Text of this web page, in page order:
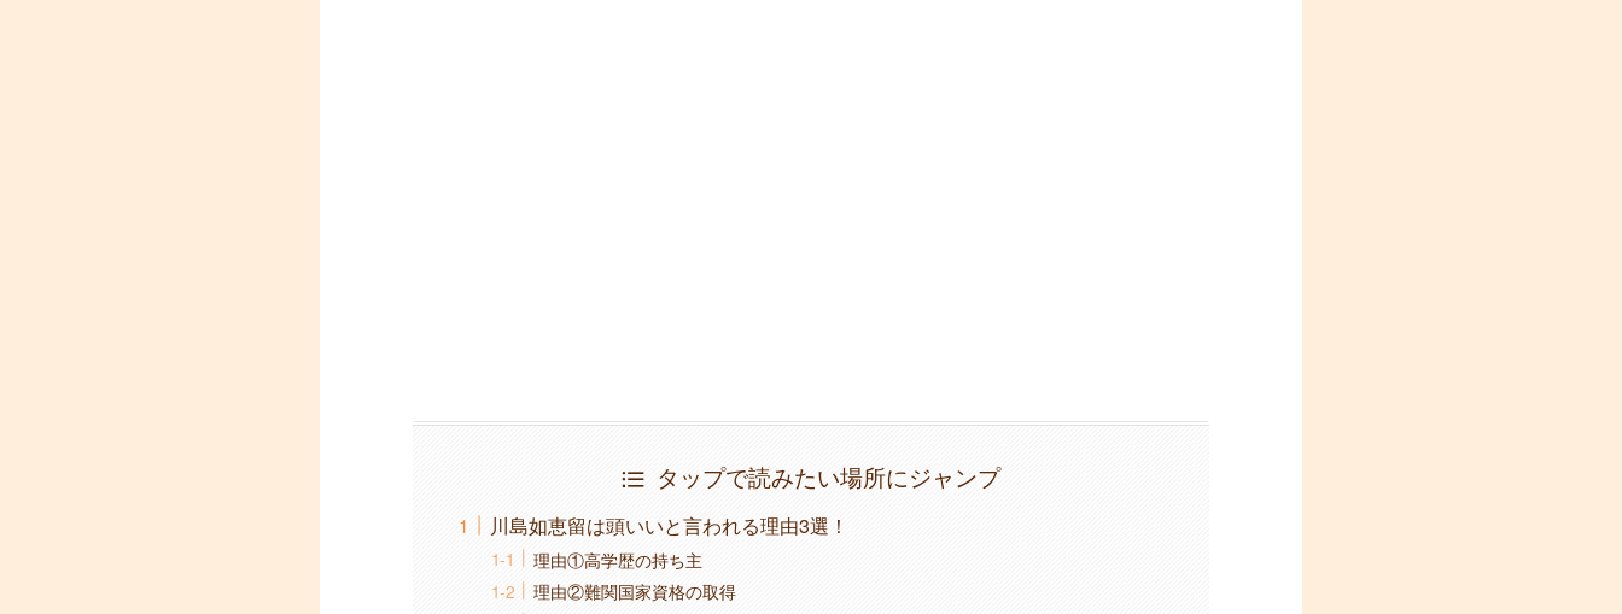
タップで読みたい場所にジャンプ
川島如恵留は頭いいと言われる理由3選！
理由①高学歴の持ち主
理由②難関国家資格の取得